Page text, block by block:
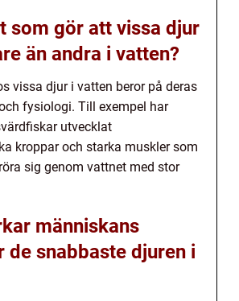
som gör att vissa djur
än andra i vatten?
vissa djur i vatten beror på deras
fysiologi. Till exempel har
utvecklat
kroppar och starka muskler som
sig genom vattnet med stor
människans
de snabbaste djuren i